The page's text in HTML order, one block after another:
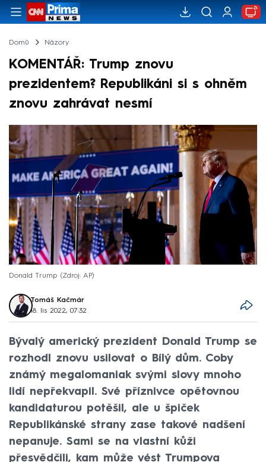
Domů Názory
KOMENTÁŘ: Trump znovu
prezidentem? Republikáni si s ohněm
znovu zahrávat nesmí
Donald Trump Zdroj: AP
Tomáš Kačmár
18. lis 2022, 07:32
Bývalý americký prezident Donald Trump se
rozhodl znovu usilovat o Bílý dům. Coby
známý megalomaniak svými slovy mnoho
lidí nepřekvapil. Své příznivce opětovnou
kandidaturou potěšil, ale u špiček
Republikánské strany zase takové nadšení
nepanuje. Sami se na vlastní kůži
přesvědčili, kam může vést Trumpova